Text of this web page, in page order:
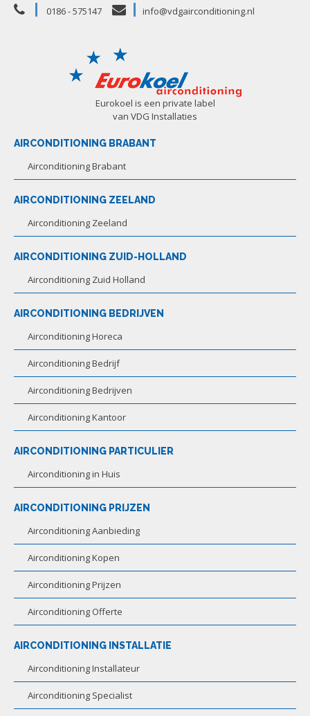
0186 - 575147
info@vdgairconditioning.nl
Eurokoel is een private label
van VDG Installaties
AIRCONDITIONING BRABANT
Airconditioning Brabant
AIRCONDITIONING ZEELAND
Airconditioning Zeeland
AIRCONDITIONING ZUID-HOLLAND
Airconditioning Zuid Holland
AIRCONDITIONING BEDRIJVEN
Airconditioning Horeca
Airconditioning Bedrijf
Airconditioning Bedrijven
Airconditioning Kantoor
AIRCONDITIONING PARTICULIER
Airconditioning in Huis
AIRCONDITIONING PRIJZEN
Airconditioning Aanbieding
Airconditioning Kopen
Airconditioning Prijzen
Airconditioning Offerte
AIRCONDITIONING INSTALLATIE
Airconditioning Installateur
Airconditioning Specialist